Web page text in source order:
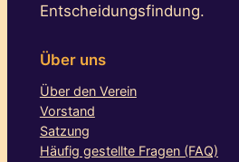
Entscheidungsfindung.
Über uns
Über den Verein
Vorstand
Satzung
Häufig gestellte Fragen (FAQ)